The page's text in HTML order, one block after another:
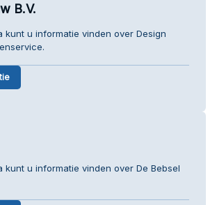
B.V.
kunt u informatie vinden over Design
kunt u informatie vinden over De Bebsel